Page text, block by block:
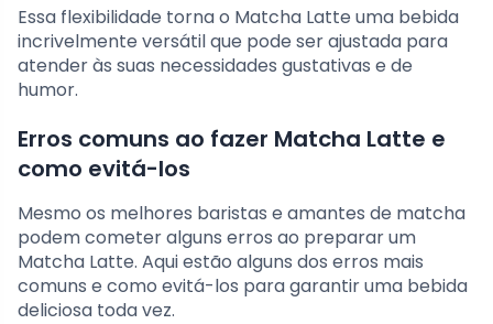
Essa flexibilidade torna o Matcha Latte uma bebida
incrivelmente versátil que pode ser ajustada para
atender às suas necessidades gustativas e de
humor.
Erros comuns ao fazer Matcha Latte e
como evitá-los
Mesmo os melhores baristas e amantes de matcha
podem cometer alguns erros ao preparar um
Matcha Latte. Aqui estão alguns dos erros mais
comuns e como evitá-los para garantir uma bebida
deliciosa toda vez.